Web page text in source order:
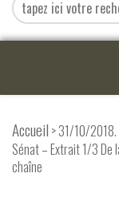
EN DIRECT DU CANTAL
Accueil > 31/10/
Sénat – Extrait 1/3 De
chaîne